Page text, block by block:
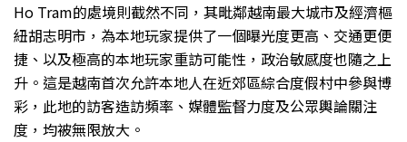
Ho Tram的處境則截然不同，其毗鄰越南最大城市及經濟樞
紐胡志明市，為本地玩家提供了一個曝光度更高、交通更便
捷、以及極高的本地玩家重訪可能性，政治敏感度也隨之上
升。這是越南首次允許本地人在近郊區綜合度假村中參與博
彩，此地的訪客造訪頻率、媒體監督力度及公眾輿論關注
度，均被無限放大。